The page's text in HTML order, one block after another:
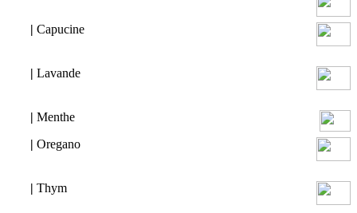
| Capucine
| Lavande
| Menthe
| Oregano
| Thym